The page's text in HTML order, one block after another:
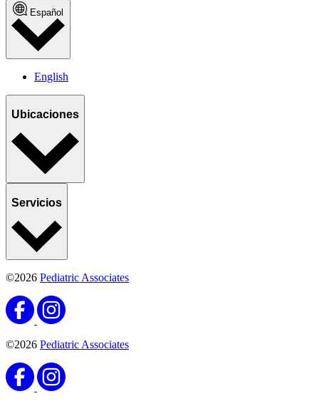
Español
English
Ubicaciones
Servicios
©2026 Pediatric Associates
©2026 Pediatric Associates